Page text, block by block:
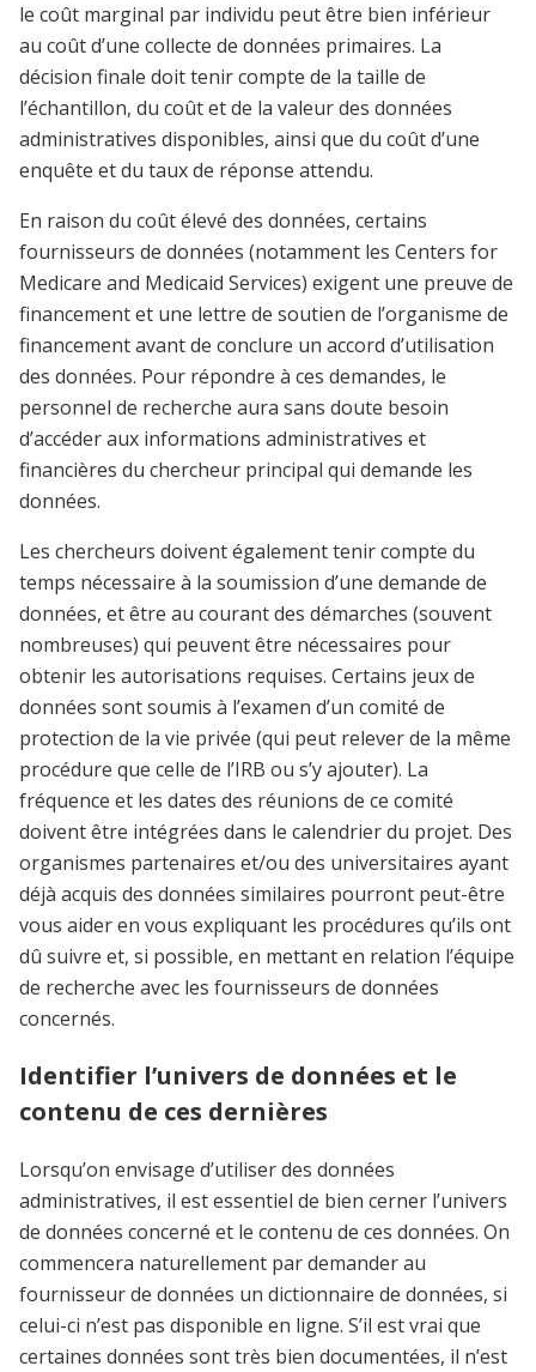
le coût marginal par individu peut être bien inférieur
au coût d’une collecte de données primaires. La
décision finale doit tenir compte de la taille de
l’échantillon, du coût et de la valeur des données
administratives disponibles, ainsi que du coût d’une
enquête et du taux de réponse attendu.
En raison du coût élevé des données, certains
fournisseurs de données (notamment les Centers for
Medicare and Medicaid Services) exigent une preuve de
financement et une lettre de soutien de l’organisme de
financement avant de conclure un accord d’utilisation
des données. Pour répondre à ces demandes, le
personnel de recherche aura sans doute besoin
d’accéder aux informations administratives et
financières du chercheur principal qui demande les
données.
Les chercheurs doivent également tenir compte du
temps nécessaire à la soumission d’une demande de
données, et être au courant des démarches (souvent
nombreuses) qui peuvent être nécessaires pour
obtenir les autorisations requises. Certains jeux de
données sont soumis à l’examen d’un comité de
protection de la vie privée (qui peut relever de la même
procédure que celle de l’IRB ou s’y ajouter). La
fréquence et les dates des réunions de ce comité
doivent être intégrées dans le calendrier du projet. Des
organismes partenaires et/ou des universitaires ayant
déjà acquis des données similaires pourront peut-être
vous aider en vous expliquant les procédures qu’ils ont
dû suivre et, si possible, en mettant en relation l’équipe
de recherche avec les fournisseurs de données
concernés.
Identifier l’univers de données et le
contenu de ces dernières
Lorsqu’on envisage d’utiliser des données
administratives, il est essentiel de bien cerner l’univers
de données concerné et le contenu de ces données. On
commencera naturellement par demander au
fournisseur de données un dictionnaire de données, si
celui-ci n’est pas disponible en ligne. S’il est vrai que
certaines données sont très bien documentées, il n’est